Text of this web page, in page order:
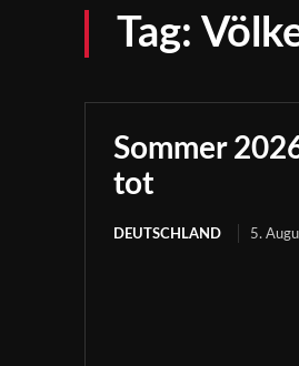
Tag:
Sommer
tot
DEUTSCHLAND 5.